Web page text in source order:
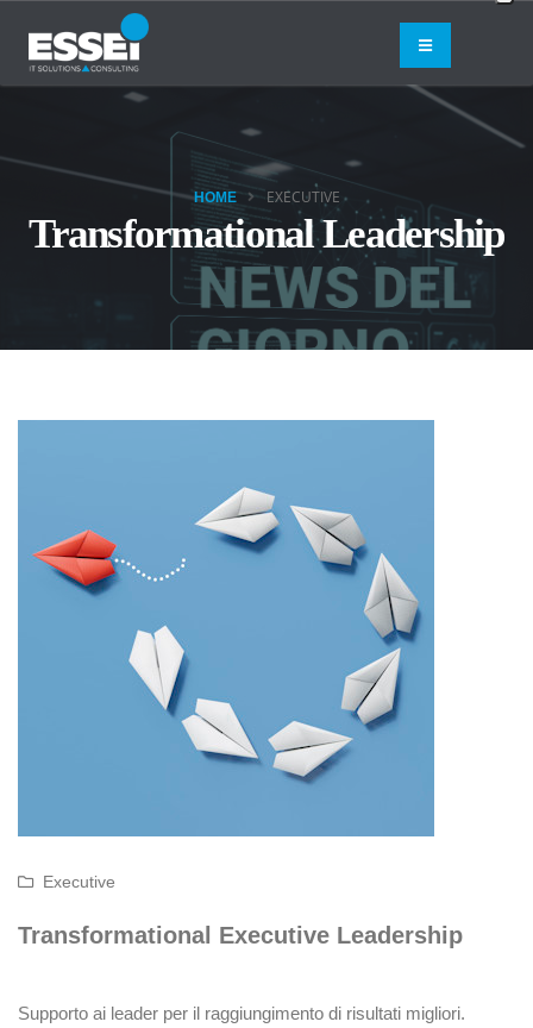
Transformational Leadership
HOME EXECUTIVE
Executive
Transformational Executive Leadership
Supporto ai leader per il raggiungimento di risultati migliori.